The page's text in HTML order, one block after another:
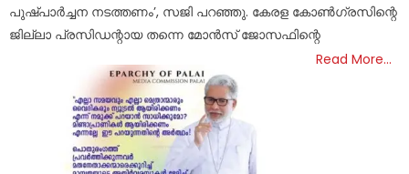
പുഷ്പാര്‍ച്ചന നടത്തണം’, സജി പറഞ്ഞു. കേരള കോണ്‍ഗ്രസിന്റെ
ജില്ലാ പ്രസിഡന്റായ തന്നെ മോന്‍സ് ജോസഫിന്റെ
Read More…